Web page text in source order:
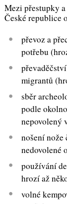
Mezi přestupky
České republice
převoz a
potřebu
migrantů
sběr
podle
nepovolený
nošení nože
nedovolené
používání
hrozí až
volné